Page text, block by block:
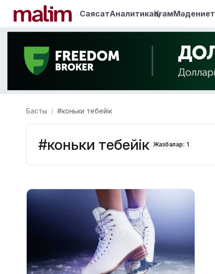
СаясатАналитикаҚоғамМәдениет
Басты #коньки тебейік
#коньки тебейік Жазбалар: 1